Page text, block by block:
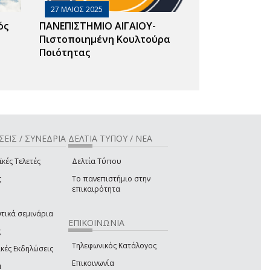
27 ΜΑΙΟΣ 2025
ΠΑΝΕΠΙΣΤΗΜΙΟ ΑΙΓΑΙΟΥ-
Πιστοποιημένη Κουλτούρα
Ποιότητας
/ ΣΥΝΕΔΡΙΑ
Τελετές
σεμινάρια
Εκδηλώσεις
ΔΕΛΤΙΑ ΤΥΠΟΥ / ΝΕΑ
Δελτία Τύπου
Το πανεπιστήμιο στην
επικαιρότητα
ΕΠΙΚΟΙΝΩΝΙΑ
Τηλεφωνικός Κατάλογος
Επικοινωνία